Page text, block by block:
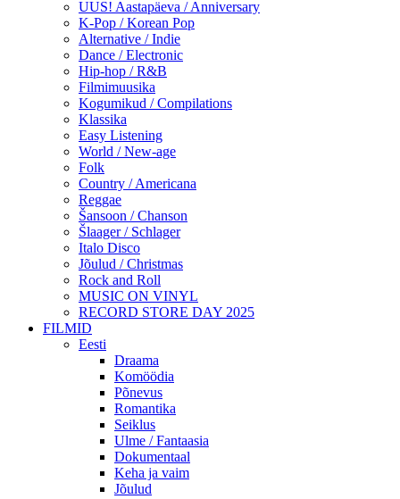
UUS! Aastapäeva / Anniversary
K-Pop / Korean Pop
Alternative / Indie
Dance / Electronic
Hip-hop / R&B
Filmimuusika
Kogumikud / Compilations
Klassika
Easy Listening
World / New-age
Folk
Country / Americana
Reggae
Šansoon / Chanson
Šlaager / Schlager
Italo Disco
Jõulud / Christmas
Rock and Roll
MUSIC ON VINYL
RECORD STORE DAY 2025
FILMID
Eesti
Draama
Komöödia
Põnevus
Romantika
Seiklus
Ulme / Fantaasia
Dokumentaal
Keha ja vaim
Jõulud